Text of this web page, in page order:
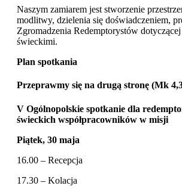
Naszym zamiarem jest stworzenie
modlitwy, dzielenia się doświadczeniem,
Zgromadzenia Redemptorystów dotyczącej
świeckimi.
Plan spotkania
Przeprawmy się na drugą stronę (Mk
V Ogólnopolskie spotkanie dla
świeckich współpracowników w misji
Piątek, 30 maja
16.00 – Recepcja
17.30 – Kolacja